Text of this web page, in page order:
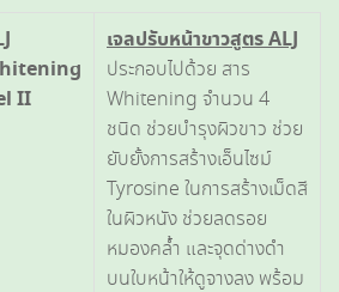
II
เจลปรับหน้าขาวสูตรALJ
ประกอบไปด้วย สาร
Whitening จำนวน 4
ชนิด ช่วยบำรุงผิวขาว ช่วย
ยับยั้งการสร้างเอ็นไซม์
Tyrosine ในการสร้างเม็ดสี
ในผิวหนัง ช่วยลดรอย
หมองคล้ำ และจุดด่างดำ
บนใบหน้าให้ดูจางลง พร้อม